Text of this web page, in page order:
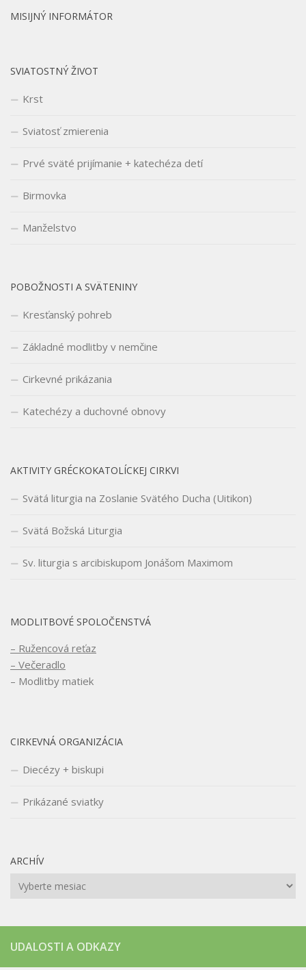
MISIJNÝ INFORMÁTOR
SVIATOSTNÝ ŽIVOT
Krst
Sviatosť zmierenia
Prvé sväté prijímanie + katechéza detí
Birmovka
Manželstvo
POBOŽNOSTI A SVÄTENINY
Kresťanský pohreb
Základné modlitby v nemčine
Cirkevné prikázania
Katechézy a duchovné obnovy
AKTIVITY GRÉCKOKATOLÍCKEJ CIRKVI
Svätá liturgia na Zoslanie Svätého Ducha (Uitikon)
Svätá Božská Liturgia
Sv. liturgia s arcibiskupom Jonášom Maximom
MODLITBOVÉ SPOLOČENSTVÁ
– Ružencová reťaz
– Večeradlo
– Modlitby matiek
CIRKEVNÁ ORGANIZÁCIA
Diecézy + biskupi
Prikázané sviatky
ARCHÍV
Archív
UDALOSTI A ODKAZY